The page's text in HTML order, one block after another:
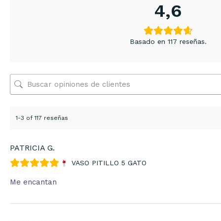
4,6
Basado en 117 reseñas.
1-3 of 117 reseñas
PATRICIA G.
VASO PITILLO 5 GATO
Me encantan